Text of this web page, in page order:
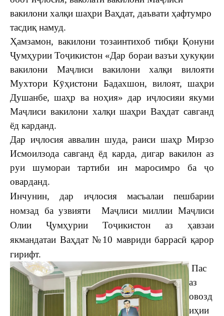
вакилони халқи шаҳри Ваҳдат, даъвати ҳафтумро
тасдиқ намуд.
Ҳамзамон, вакилони тозаинтихоб тибқи Қонуни
Ҷумҳурии Тоҷикистон «Дар бораи вазъи ҳукуқии
вакилони Маҷлиси вакилони халқи вилояти
Мухтори Кӯҳистони Бадахшон, вилоят, шаҳри
Душанбе, шаҳр ва ноҳия» дар иҷлосияи якуми
Маҷлиси вакилони халқи шаҳри Ваҳдат савганд
ёд карданд.
Дар иҷлосия аввалин шуда, раиси шаҳр Мирзо
Исмоилзода савганд ёд карда, дигар вакилон аз
руи шумораи тартиби ин маросимро ба ҷо
оварданд.
Инчунин, дар иҷлосия масъалаи пешбарии
номзад ба узвияти Маҷлиси миллии Маҷлиси
Олии Ҷумҳурии Тоҷикистон аз ҳавзаи
якмандатаи Ваҳдат №10 мавриди баррасӣ қарор
гирифт.
Пас
аз
овозд
иҳии